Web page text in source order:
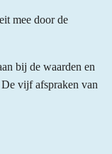
mee door de
bij de waarden en
vijf afspraken van